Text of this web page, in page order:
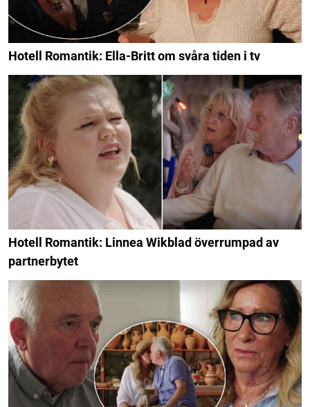
Hotell Romantik: Ella-Britt om svåra tiden i tv
Hotell Romantik: Linnea Wikblad överrumpad av
partnerbytet